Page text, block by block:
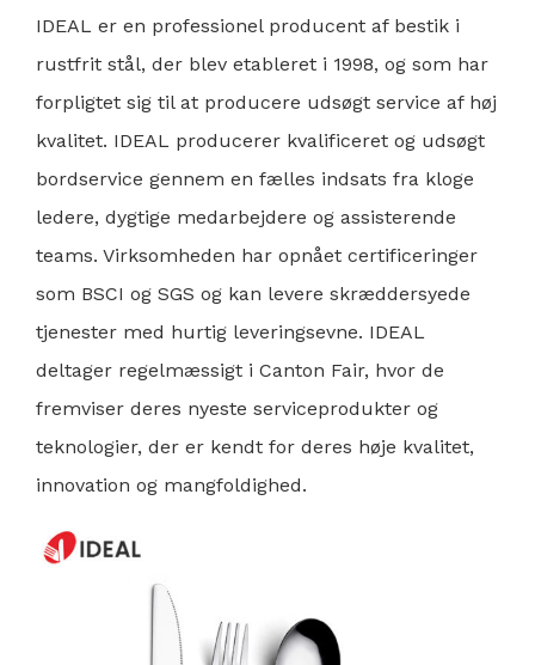
IDEAL er en professionel producent af bestik i
rustfrit stål, der blev etableret i 1998, og som har
forpligtet sig til at producere udsøgt service af høj
kvalitet. IDEAL producerer kvalificeret og udsøgt
bordservice gennem en fælles indsats fra kloge
ledere, dygtige medarbejdere og assisterende
teams. Virksomheden har opnået certificeringer
som BSCI og SGS og kan levere skræddersyede
tjenester med hurtig leveringsevne. IDEAL
deltager regelmæssigt i Canton Fair, hvor de
fremviser deres nyeste serviceprodukter og
teknologier, der er kendt for deres høje kvalitet,
innovation og mangfoldighed.